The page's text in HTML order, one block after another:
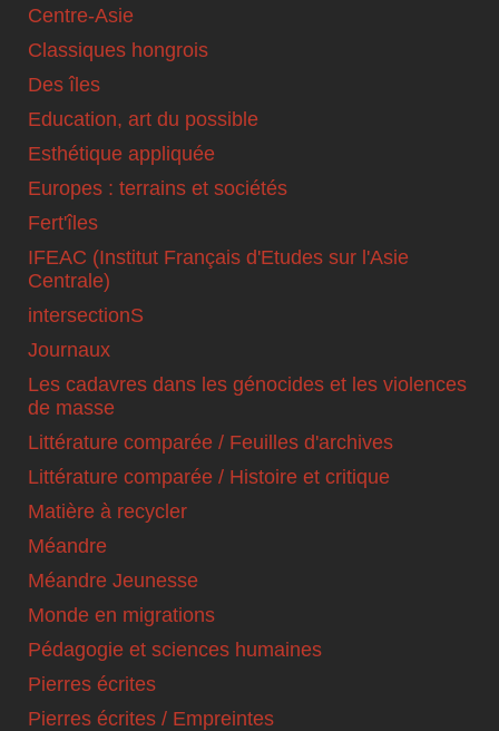
Centre-Asie
Classiques hongrois
Des îles
Education, art du possible
Esthétique appliquée
Europes : terrains et sociétés
Fert'îles
IFEAC (Institut Français d'Etudes sur l'Asie
Centrale)
intersectionS
Journaux
Les cadavres dans les génocides et les violences
de masse
Littérature comparée / Feuilles d'archives
Littérature comparée / Histoire et critique
Matière à recycler
Méandre
Méandre Jeunesse
Monde en migrations
Pédagogie et sciences humaines
Pierres écrites
Pierres écrites / Empreintes